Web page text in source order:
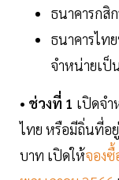
ธนาคารกสิ
ธนาคารไท
จำหน่ายเป็
• ช่วงที่ 1 เปิดจ
ไทย หรือมีถิ่นที่อ
บาท เปิดให้จอง